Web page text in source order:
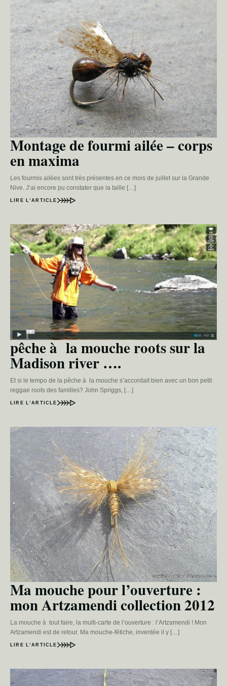
Montage de fourmi ailée – corps
en maxima
Les fourmis ailées sont très présentes en ce mois de juillet sur la Grande
Nive. J’ai encore pu constater que la taille […]
LIRE L’ARTICLE
pêche à la mouche roots sur la
Madison river ….
Et si le tempo de la pêche à la mouche s’accordait bien avec un bon petit
reggae roots des familles? John Spriggs, […]
LIRE L’ARTICLE
Ma mouche pour l’ouverture :
mon Artzamendi collection 2012
La mouche à tout faire, la multi-carte de l’ouverture : l’Artzamendi ! Mon
Artzamendi est de retour. Ma mouche-fétiche, inventée il y […]
LIRE L’ARTICLE